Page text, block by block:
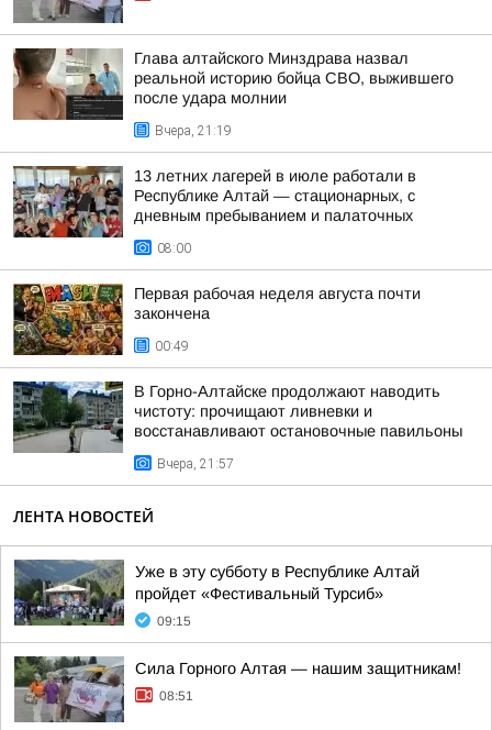
Глава алтайского Минздрава назвал
реальной историю бойца СВО, выжившего
после удара молнии
Вчера, 21:19
13 летних лагерей в июле работали в
Республике Алтай — стационарных, с
дневным пребыванием и палаточных
08:00
Первая рабочая неделя августа почти
закончена
00:49
В Горно-Алтайске продолжают наводить
чистоту: прочищают ливневки и
восстанавливают остановочные павильоны
Вчера, 21:57
ЛЕНТА НОВОСТЕЙ
Уже в эту субботу в Республике Алтай
пройдет «Фестивальный Турсиб»
09:15
Сила Горного Алтая — нашим защитникам!
08:51